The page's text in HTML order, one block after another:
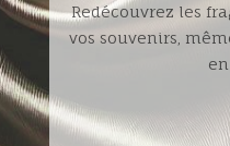
Redécouvrez les
vos souvenirs,